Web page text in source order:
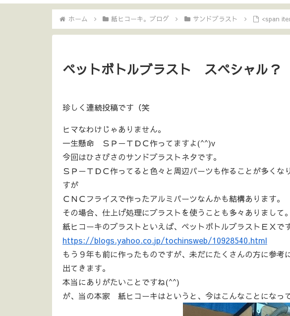
ホーム 紙ヒコーキ。ブログ サンドブラスト <span
ペットボトルブラスト スペシャル？
珍しく連続投稿です（笑
ヒマなわけじゃありません。
一生懸命 ＳＰ－ＴＤＣ作ってますよ(^^)v
今回はひさびさのサンドブラストネタです。
ＳＰ－ＴＤＣ作ってると色々と周辺パーツも作ることが多く
すが
ＣＮＣフライスで作ったアルミパーツなんかも結構あります。
その場合、仕上げ処理にブラストを使うことも多々ありまして。
紙ヒコーキのブラストといえば、ペットボトルブラストＥＸです
https://blogs.yahoo.co.jp/tochinsweb/10928540.html
もう９年も前に作ったものですが、未だにたくさんの方に参
出てきます。
本当にありがたいことですね(^^)
が、当の本家 紙ヒコーキはというと、今はこんなことになって